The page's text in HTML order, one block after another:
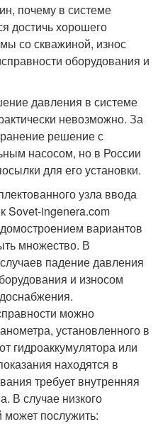
почему в системе
достичь хорошего
со скважиной, износ
оборудования и
давления в системе
невозможно. За
решение с
насосом, но в России
для его установки.
узла ввода
Sovet-ingenera.com
вариантов
множество. В
падение давления
и износом
можно
установленного в
гидроаккумулятора или
находятся в
требует внутренняя
В случае низкого
послужить: